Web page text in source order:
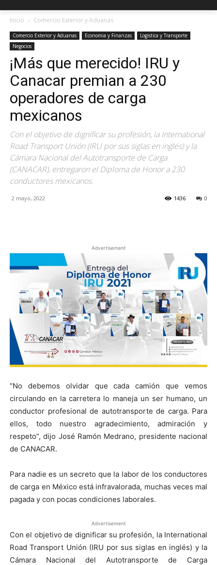
Inicio Comercio Exterior y Aduanas
Comercio Exterior y Aduanas Economia y Finanzas
Logistica y Transporte
Negocios
¡Más que merecido! IRU y
Canacar premian a 230
operadores de carga
mexicanos
Con el objetivo de dignificar su profesión, la International
Road Transport Unión (IRU por sus siglas en inglés) y la
Cámara Nacional del Autotransporte de Carga
(CANACAR), entregaron el Diploma de Honor a 230
conductores mexicanos.
2 mayo, 2022 0
1436
Advertisement
“No debemos olvidar que cada camión que vemos
circulando en la carretera lo maneja un ser humano, un
conductor profesional de autotransporte de carga. Para
ellos, todo nuestro agradecimiento, admiración y
respeto”, dijo José Ramón Medrano, presidente nacional
de CANACAR.
Para nadie es un secreto que la labor de los conductores
de carga en México está infravalorada, muchas veces mal
pagada y con pocas condiciones laborales.
Advertisement
Con el objetivo de dignificar su profesión, la International
Road Transport Unión (IRU por sus siglas en inglés) y la
Cámara Nacional del Autotransporte de Carga